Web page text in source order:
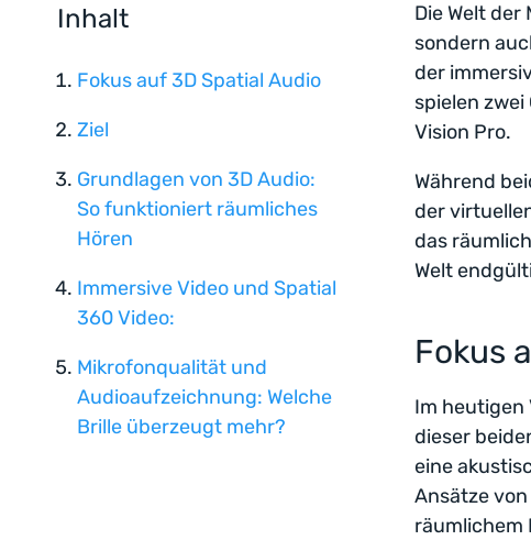
Inhalt
Fokus auf 3D Spatial Audio
Ziel
Grundlagen von 3D Audio:
So funktioniert räumliches
Hören
Immersive Video und Spatial
360 Video:
Mikrofonqualität und
Audioaufzeichnung: Welche
Brille überzeugt mehr?
Die Welt
sondern
der
spielen zwei
Vision Pro.
Während
der
das
Welt
Fokus
Im heutigen
dieser
eine
Ansätze
räumlichem